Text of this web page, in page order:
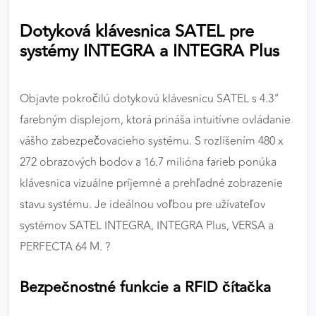
Dotyková klávesnica SATEL pre
systémy INTEGRA a INTEGRA Plus
Objavte pokročilú dotykovú klávesnicu SATEL s 4.3"
farebným displejom, ktorá prináša intuitívne ovládanie
vášho zabezpečovacieho systému. S rozlíšením 480 x
272 obrazových bodov a 16.7 milióna farieb ponúka
klávesnica vizuálne príjemné a prehľadné zobrazenie
stavu systému. Je ideálnou voľbou pre užívateľov
systémov SATEL INTEGRA, INTEGRA Plus, VERSA a
PERFECTA 64 M. ?
Bezpečnostné funkcie a RFID čítačka
Google Analytics
MARKETINGOVÉ COOKIES
správania používateľov naprieč webovými
stránkami. Umožňujú nám a našim partnerom
zobrazovať cielenú a relevantnú reklamu, a to na
našom webe aj v reklamných sieťach tretích strán.
Google Ads
Poskytovateľ: Google